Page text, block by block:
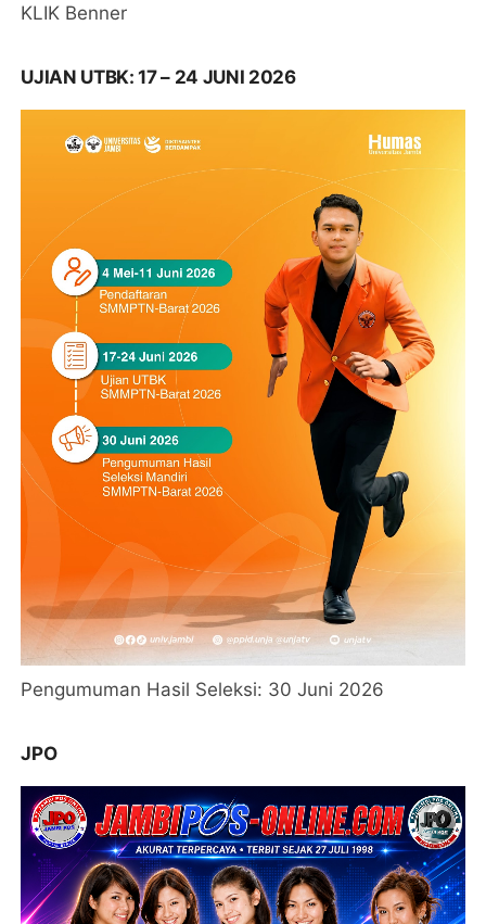
KLIK Benner
UJIAN UTBK: 17 – 24 JUNI 2026
Pengumuman Hasil Seleksi: 30 Juni 2026
JPO